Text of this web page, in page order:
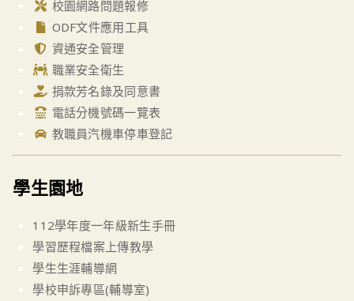
校園網路問題報修
ODF文件應用工具
資通安全管理
職業安全衛生
捐款芳名錄及同意書
電話分機號碼一覽表
教職員汽機車停車登記
學生園地
112學年度一年級新生手冊
學習歷程檔案上傳教學
學生生涯輔導網
學校申訴專區(輔導室)